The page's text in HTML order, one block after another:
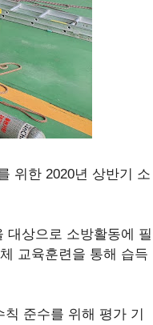
위한 2020년 상반기 소
대상으로 소방활동에 필
교육훈련을 통해 습득
칙 준수를 위해 평가 기